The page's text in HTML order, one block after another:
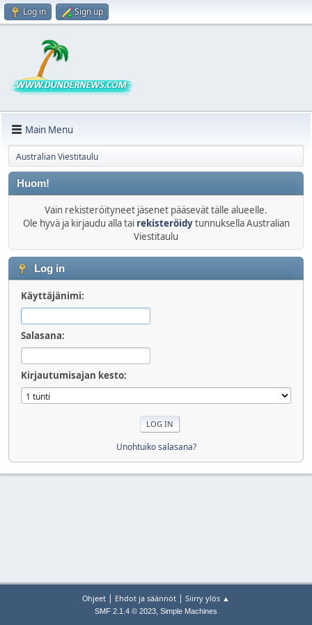
Log in Sign up
Main Menu
Australian Viestitaulu
Huom!
Vain rekisteröityneet jäsenet pääsevät tälle alueelle.
Ole hyvä ja kirjaudu alla tai rekisteröidytunnuksella Australian
Viestitaulu
Log in
Käyttäjänimi:
Salasana:
Kirjautumisajan kesto:
Unohtuiko salasana?
Ohjeet | Ehdot ja säännöt | Siirry ylös ▲
SMF 2.1.4 © 2023, Simple Machines